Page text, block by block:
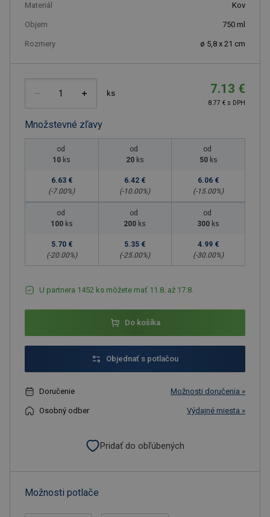
Materiál Kov
Objem 750 ml
Rozmery ø 5,8 x 21 cm
ks 7.13 €
8.77 € s DPH
Množstevné zľavy
od
10 ks
6.63 €
(-7.00%)
od
20 ks
6.42 €
(-10.00%)
od
50 ks
6.06 €
(-15.00%)
od
100 ks
5.70 €
(-20.00%)
od
200 ks
5.35 €
(-25.00%)
od
300 ks
4.99 €
(-30.00%)
U partnera 1452 ks môžete mať 11.8. až 17.8.
Do košíka
Objednať s potlačou
Doručenie Možnosti doručenia »
Osobný odber Výdajné miesta »
Pridať do obľúbených
Možnosti potlače